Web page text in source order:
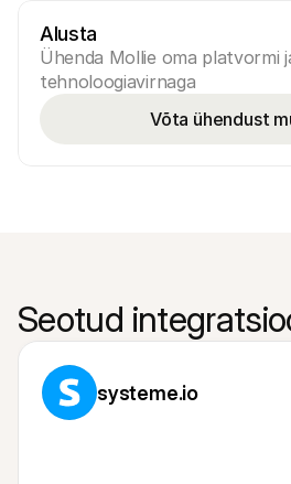
Alusta
Ühenda Mollie oma platvormi
tehnoloogiavirnaga
Võta ühendust
Seotud
systeme.io